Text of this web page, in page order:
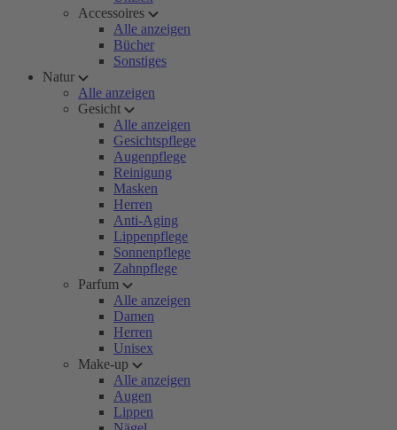
Accessoires
Alle anzeigen
Bücher
Sonstiges
Natur
Alle anzeigen
Gesicht
Alle anzeigen
Gesichtspflege
Augenpflege
Reinigung
Masken
Herren
Anti-Aging
Lippenpflege
Sonnenpflege
Zahnpflege
Parfum
Alle anzeigen
Damen
Herren
Unisex
Make-up
Alle anzeigen
Augen
Lippen